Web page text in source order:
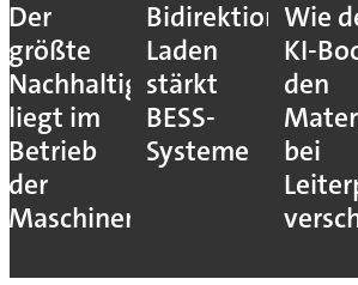
Der
größte
Nachhaltigkeitshebel
liegt im
Betrieb
der
Maschinen
Bidirektionales
Laden
stärkt
BESS-
Systeme
Wie
KI-
den
bei